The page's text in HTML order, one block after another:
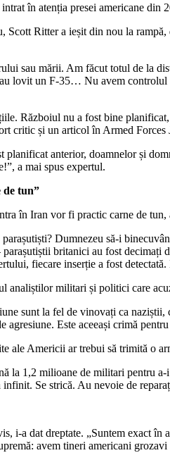
în atenția presei americane
Scott Ritter a ieșit din nou la
sau mării. Am făcut totul de la
lovit un F-35… Nu avem controlul
Războiul nu a fost bine
critic și un articol în Armed
planificat anterior, doamnelor și
a mai spus expertul.
tun”
în Iran vor fi practic carne de
Dumnezeu să-i
britanici au fost decimați
fiecare inserție a fost
analiștilor militari și politici care
sunt la fel de vinovați ca
agresiune. Este aceeași crimă
ale Americii ar trebui să trimită o
la 1,2 milioane de militari pentru
Se strică. Au nevoie de
i-a dat dreptate. „Suntem exact în
avem tineri americani